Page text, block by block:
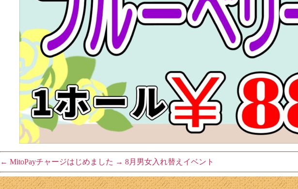
← MitoPayチャージはじめました → 8月男女入れ替えイベント